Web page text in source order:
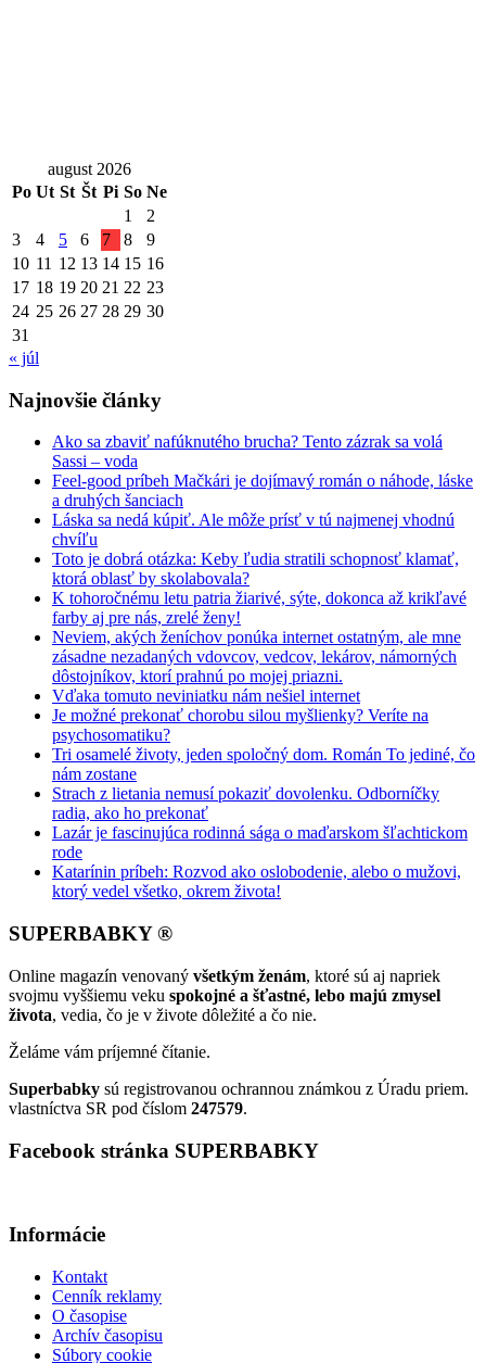
august 2026
Po Ut St Št Pi So Ne
1
2
3
4 5 6 7 8
9
10 11 12 13 14 15 16
17 18 19 20 21 22 23
24 25 26 27 28 29 30
31
« júl
Najnovšie články
Ako sa zbaviť nafúknutého brucha? Tento zázrak sa volá
Sassi – voda
Feel-good príbeh Mačkári je dojímavý román o náhode, láske
a druhých šanciach
Láska sa nedá kúpiť. Ale môže prísť v tú najmenej vhodnú
chvíľu
Toto je dobrá otázka: Keby ľudia stratili schopnosť klamať,
ktorá oblasť by skolabovala?
K tohoročnému letu patria žiarivé, sýte, dokonca až krikľavé
farby aj pre nás, zrelé ženy!
Neviem, akých ženíchov ponúka internet ostatným, ale mne
zásadne nezadaných vdovcov, vedcov, lekárov, námorných
dôstojníkov, ktorí prahnú po mojej priazni.
Vďaka tomuto neviniatku nám nešiel internet
Je možné prekonať chorobu silou myšlienky? Veríte na
psychosomatiku?
Tri osamelé životy, jeden spoločný dom. Román To jediné, čo
nám zostane
Strach z lietania nemusí pokaziť dovolenku. Odborníčky
radia, ako ho prekonať
Lazár je fascinujúca rodinná sága o maďarskom šľachtickom
rode
Katarínin príbeh: Rozvod ako oslobodenie, alebo o mužovi,
ktorý vedel všetko, okrem života!
SUPERBABKY ®
Online magazín venovaný všetkým ženám, ktoré sú aj napriek
svojmu vyššiemu veku spokojné a šťastné, lebo majú zmysel
života, vedia, čo je v živote dôležité a čo nie.
Želáme vám príjemné čítanie.
Superbabky sú registrovanou ochrannou známkou z Úradu priem.
vlastníctva SR pod číslom 247579.
Facebook stránka SUPERBABKY
Informácie
Kontakt
Cenník reklamy
O časopise
Archív časopisu
Súbory cookie